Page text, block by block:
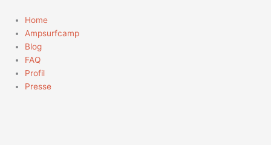
Inhalt
springen
Home
Ampsurfcamp
Blog
FAQ
Profil
Presse